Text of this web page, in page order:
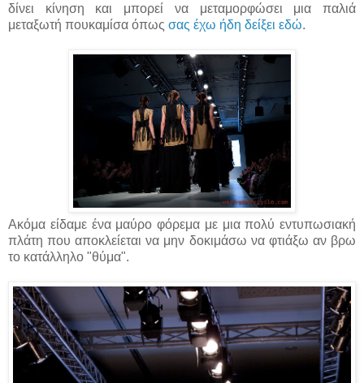
δίνει κίνηση και μπορεί να μεταμορφώσει μια παλιά
μεταξωτή πουκαμίσα όπως σας έχω ήδη δείξει εδώ.
Ακόμα είδαμε ένα μαύρο φόρεμα με μια πολύ εντυπωσιακή
πλάτη που αποκλείεται να μην δοκιμάσω να φτιάξω αν βρω
το κατάλληλο "θύμα".